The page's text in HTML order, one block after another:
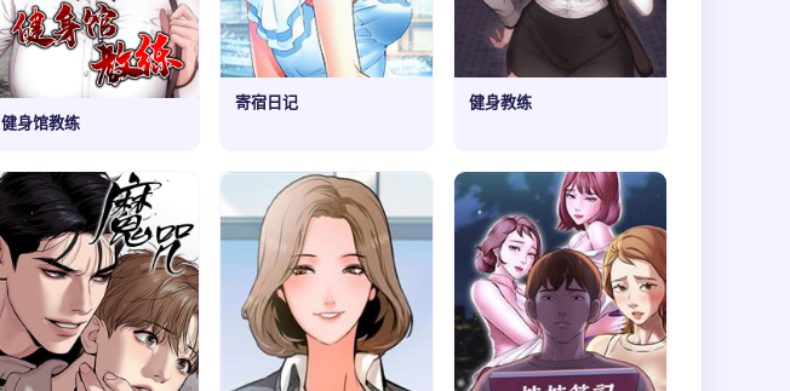
健身馆教练
寄宿日记 健身教练